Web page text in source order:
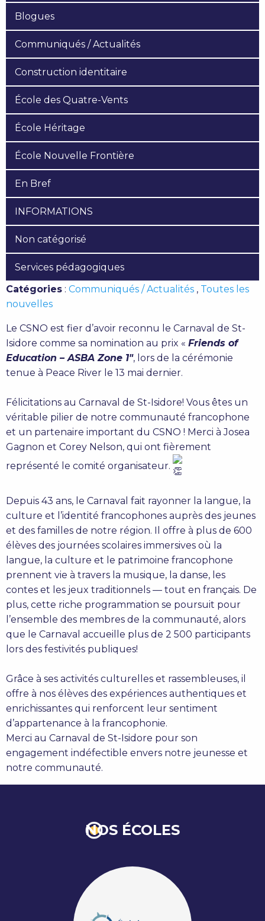
Blogues
Communiqués / Actualités
Construction identitaire
École des Quatre-Vents
École Héritage
École Nouvelle Frontière
En Bref
INFORMATIONS
Non catégorisé
Services pédagogiques
Catégories : Communiqués / Actualités , Toutes les
nouvelles
Le CSNO est fier d’avoir reconnu le Carnaval de St-
Isidore comme sa nomination au prix « Friends of
Education – ASBA Zone 1″, lors de la cérémonie
tenue à Peace River le 13 mai dernier.
Félicitations au Carnaval de St-Isidore! Vous êtes un
véritable pilier de notre communauté francophone
et un partenaire important du CSNO ! Merci à Josea
Gagnon et Corey Nelson, qui ont fièrement
représenté le comité organisateur.
Depuis 43 ans, le Carnaval fait rayonner la langue, la
culture et l’identité francophones auprès des jeunes
et des familles de notre région. Il offre à plus de 600
élèves des journées scolaires immersives où la
langue, la culture et le patrimoine francophone
prennent vie à travers la musique, la danse, les
contes et les jeux traditionnels — tout en français. De
plus, cette riche programmation se poursuit pour
l’ensemble des membres de la communauté, alors
que le Carnaval accueille plus de 2 500 participants
lors des festivités publiques!
Grâce à ses activités culturelles et rassembleuses, il
offre à nos élèves des expériences authentiques et
enrichissantes qui renforcent leur sentiment
d’appartenance à la francophonie.
Merci au Carnaval de St-Isidore pour son
engagement indéfectible envers notre jeunesse et
notre communauté.
NOS ÉCOLES